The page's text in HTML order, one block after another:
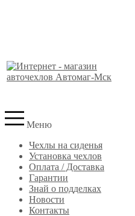
Меню
Чехлы на сиденья
Установка чехлов
Оплата / Доставка
Гарантии
Знай о подделках
Новости
Контакты